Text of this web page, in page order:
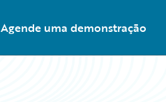
Agende uma demonstração